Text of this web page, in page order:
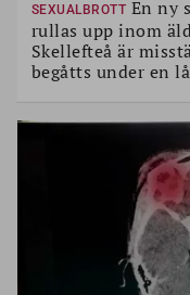
SEXUALBROTT En ny
rullas upp inom
Skellefteå är
begåtts under en